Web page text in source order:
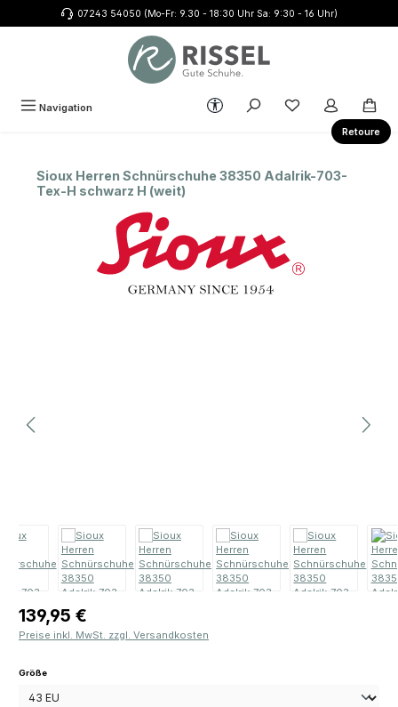
Zum Hauptinhalt springen07243 54050 (Mo-Fr: 9.30 - 18:30 Uhr Sa: 9:30 - 16 Uhr)
Retoure
Navigation Werkzeugleiste anzeigen
Du hast 0
Sioux Herren Schnürschuhe 38350 Adalrik-703-
Tex-H schwarz H (weit)
Regulärer Preis:
139,95 €
Preise inkl. MwSt. zzgl. Versandkosten
Größeauswählen